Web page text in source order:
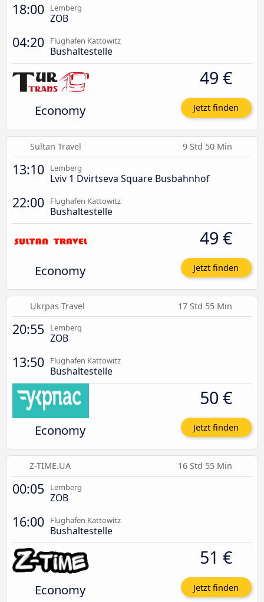
18:00 Lemberg
ZOB
04:20 Flughafen Kattowitz
Bushaltestelle
Economy
49 €
Jetzt finden
Sultan Travel 9 Std 50 Min
13:10 Lemberg
Lviv 1 Dvirtseva Square Busbahnhof
22:00 Flughafen Kattowitz
Bushaltestelle
Economy
49 €
Jetzt finden
Ukrpas Travel 17 Std 55 Min
20:55 Lemberg
ZOB
13:50 Flughafen Kattowitz
Bushaltestelle
Economy
50 €
Jetzt finden
Z-TIME.UA 16 Std 55 Min
00:05 Lemberg
ZOB
16:00 Flughafen Kattowitz
Bushaltestelle
Economy
51 €
Jetzt finden